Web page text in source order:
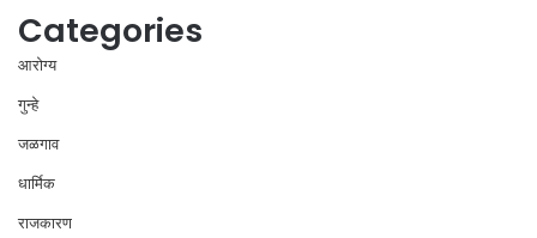
Categories
आरोग्य
गुन्हे
जळगाव
धार्मिक
राजकारण